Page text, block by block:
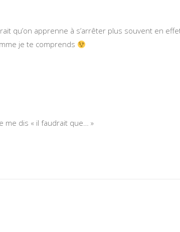
qu’on apprenne à s’arrêter plus souvent en
je te comprends
me dis « il faudrait que… »